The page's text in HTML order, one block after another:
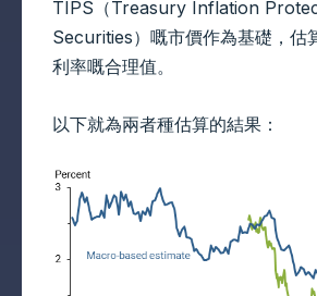
TIPS（Treasury Inflation
Securities）嘅市價作為基礎，估
利率嘅合理值。
以下就為兩者種估算的結果：